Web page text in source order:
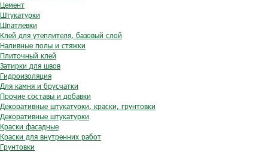
Цемент
Штукатурки
Шпатлевки
Клей для утеплителя, базовый слой
Наливные полы и стяжки
Плиточный клей
Затирки для швов
Гидроизоляция
Для камня и брусчатки
Прочие составы и добавки
Декоративные штукатурки, краски, грунтовки
Декоративные штукатурки
Краски фасадные
Краски для внутренних работ
Грунтовки